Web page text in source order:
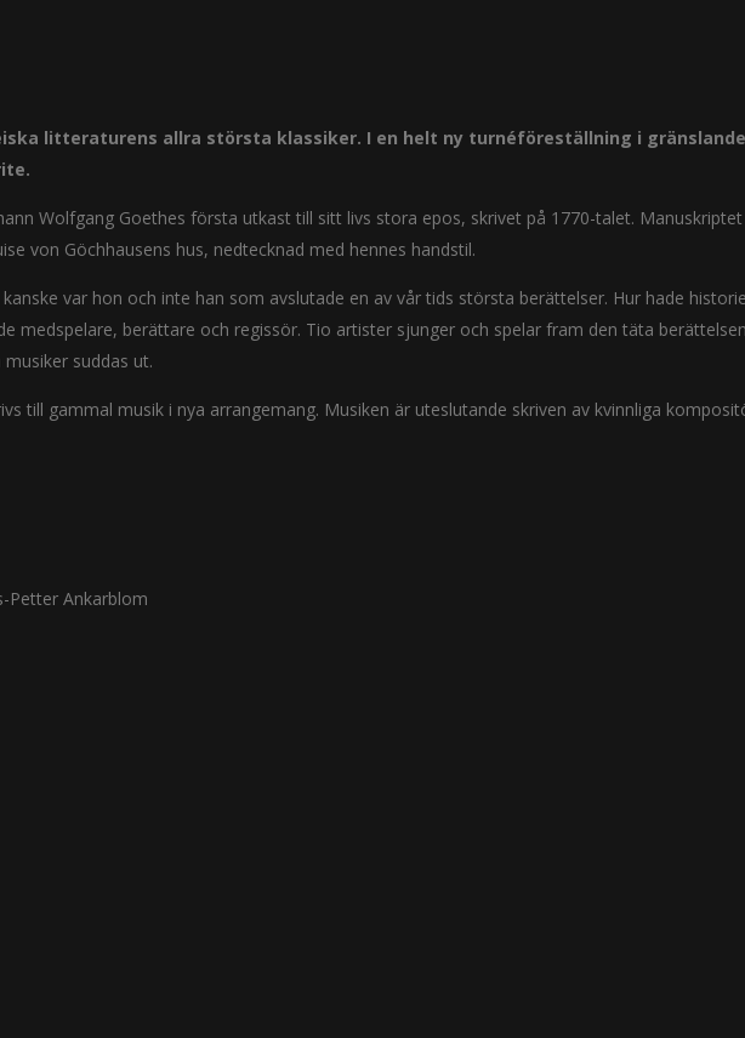
litteraturens allra största klassiker. I en helt ny turnéföreställning i
Wolfgang Goethes första utkast till sitt livs stora epos, skrivet på 1770-talet.
von Göchhausens hus, nedtecknad med hennes handstil.
var hon och inte han som avslutade en av vår tids största berättelser. Hur hade
medspelare, berättare och regissör. Tio artister sjunger och spelar fram den täta
suddas ut.
till gammal musik i nya arrangemang. Musiken är uteslutande skriven av kvinnliga
Petter Ankarblom